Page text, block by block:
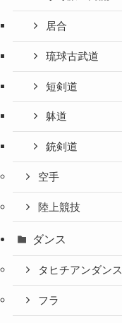
居合
琉球古武道
短剣道
躰道
銃剣道
空手
陸上競技
ダンス
タヒチアンダンス
フラ